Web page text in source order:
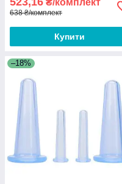
₴/комплект
638 ₴/комплект
Купити
–18%